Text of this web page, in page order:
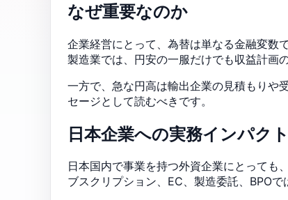
なぜ重要なのか
企業経営にとって、為替は単なる金融変数
製造業では、円安の一服だけでも収益計画
一方で、急な円高は輸出企業の見積もりや
セージとして読むべきです。
日本企業への実務インパクト
日本国内で事業を持つ外資企業にとっても
ブスクリプション、EC、製造委託、BPOで